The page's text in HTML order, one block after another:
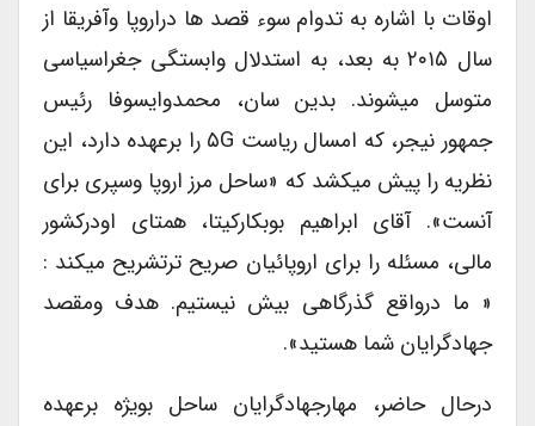
اوقات با اشاره به تدوام سوء قصد ها دراروپا وآفریقا از
سال ۲۰۱۵ به بعد، به استدلال وابستگی جغراسیاسی
متوسل میشوند. بدین سان، محمدوایسوفا رئیس
جمهور نیجر، که امسال ریاست ۵G را برعهده دارد، این
نظریه را پیش میکشد که «ساحل مرز اروپا وسپری برای
آنست». آقای ابراهیم بوبکارکیتا، همتای اودرکشور
مالی، مسئله را برای اروپائیان صریح ترتشریح میکند :
« ما درواقع گذرگاهی بیش نیستیم. هدف ومقصد
جهادگرایان شما هستید».
درحال حاضر، مهارجهادگرایان ساحل بویژه برعهده